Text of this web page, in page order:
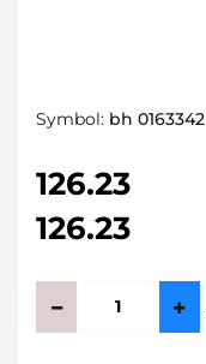
Symbol: bh 0163342
126.23
126.23